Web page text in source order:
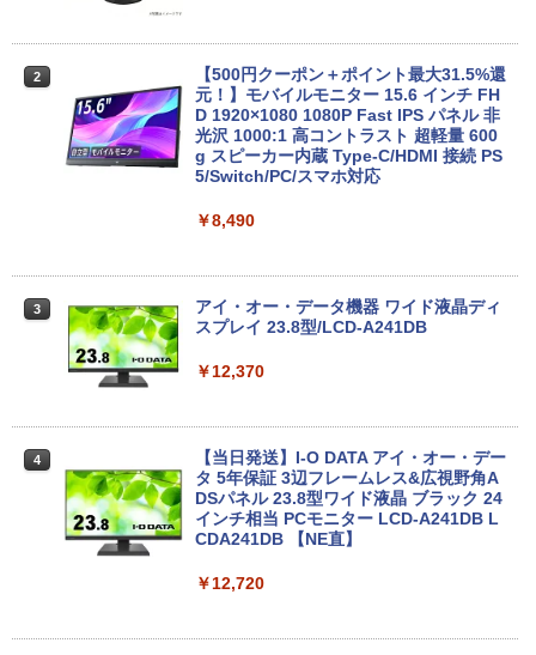
￥18,000
【中古】 マウスコンピューター m-Book
SSD搭載 Core i5 7200U Windows11 Ho
【超軽量2in1 タッチパネル】中古 ノー
VC72 第7世代 Core i5 メモリ8GB SSD2
oth Type-C USB3.0 安心保証
￥20,800
OK U938/第7世代 Core i5/メモリ:4GB/8
ラ/Office/HDMI/USB-C/USB3.0/パソコン
【中古】純正ATI Apple Radeon HD 577
0 1GB ビデオカード Mac Pro デスクト
ップ 102C0160200
ソン Endeavor ST20E Celeron N3160
メモリ8GB HDD500GB 18.5インチ ディ
付き オフィス デスクトップ 90日保証
￥17,600
【中古】Dospara◆デスクトップPC/Cor
e i5/16GB/2019年/HB//【パソコン】
￥22,660
2
【500円クーポン＋ポイント最大31.5%還
元！】モバイルモニター 15.6 インチ FH
D 1920×1080 1080P Fast IPS パネル 非
光沢 1000:1 高コントラスト 超軽量 600
g スピーカー内蔵 Type-C/HDMI 接続 PS
5/Switch/PC/スマホ対応
￥8,490
3
アイ・オー・データ機器 ワイド液晶ディ
スプレイ 23.8型/LCD-A241DB
￥12,370
4
【当日発送】I-O DATA アイ・オー・デー
タ 5年保証 3辺フレームレス&広視野角A
DSパネル 23.8型ワイド液晶 ブラック 24
インチ相当 PCモニター LCD-A241DB L
CDA241DB 【NE直】
￥12,720